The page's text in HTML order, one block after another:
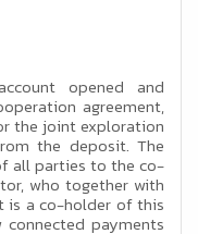
opened and
agreement,
the joint exploration
the deposit. The
all parties to the co-
who together with
is a co-holder of this
payments